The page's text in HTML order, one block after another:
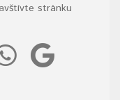
stránku